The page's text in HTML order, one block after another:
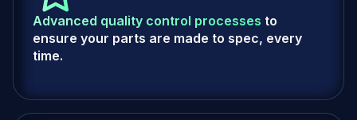
Advanced quality control processes to
ensure your parts are made to spec, every
time.